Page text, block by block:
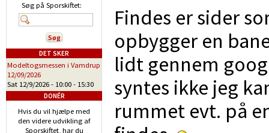
Findes er sider
opbygger en
lidt gennem
syntes ikke jeg
rummet evt. på
Søg på Sporskiftet:
DET SKER
Modeltogsmessen i Vamdrup
12/09/2026
Sat 12/9/2026 - 10:00 - 15:30
DONÉR
Hvis du vil hjælpe med
den videre udvikling af
Sporskiftet, har du